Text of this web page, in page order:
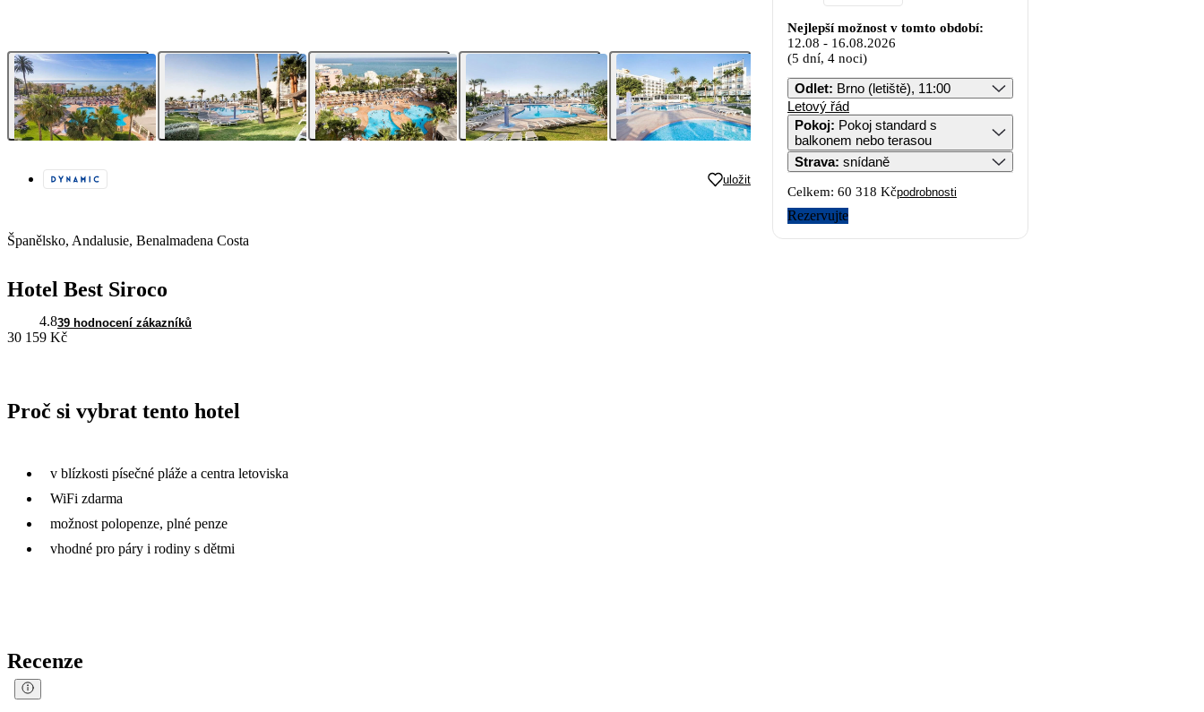
uložit
Španělsko, Andalusie, Benalmadena Costa
Hotel Best Siroco
4.839 hodnocení zákazníků
30 159 Kč
Proč si vybrat tento hotel
v blízkosti písečné pláže a centra letoviska
WiFi zdarma
možnost polopenze, plné penze
vhodné pro páry i rodiny s dětmi
Recenze
Nejlepší možnost v tomto období:
12.08 - 16.08.2026
(5 dní, 4 noci)
Odlet: Brno (letiště), 11:00
Letový řád
Pokoj: Pokoj standard s
balkonem nebo terasou
Strava: snídaně
Celkem: 60 318 Kčpodrobnosti
Rezervujte